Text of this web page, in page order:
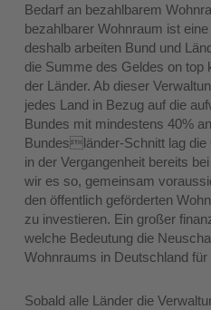
Bedarf an bezahlbarem
bezahlbarer Wohnraum ist
deshalb arbeiten Bund und
die Summe des Geldes on top
der Länder. Ab dieser
jedes Land in Bezug auf die
Bundes mit mindestens 40%
Bundesländer-Schnitt lag
in der Vergangenheit bereits
wir es so, gemeinsam
den öffentlich geförderten
zu investieren. Ein großer
welche Bedeutung die
Wohnraums in Deutschland für
Sobald alle Länder die